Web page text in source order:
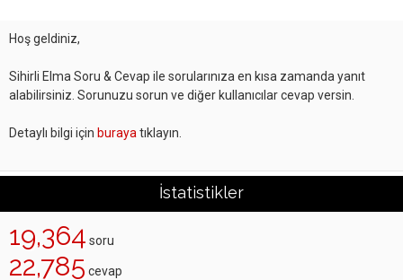
Hoş geldiniz,
Sihirli Elma Soru & Cevap ile sorularınıza en kısa zamanda yanıt
alabilirsiniz. Sorunuzu sorun ve diğer kullanıcılar cevap versin.
Detaylı bilgi için buraya tıklayın.
İstatistikler
19,364 soru
22,785 cevap